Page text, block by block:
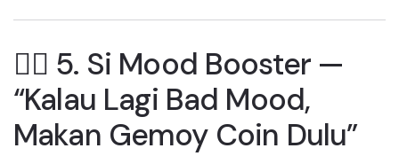
🧘‍♀️ 5. Si Mood Booster —
“Kalau Lagi Bad Mood,
Makan Gemoy Coin Dulu”